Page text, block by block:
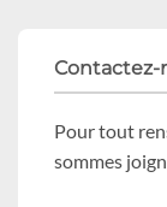
Contactez-
Pour tout
sommes